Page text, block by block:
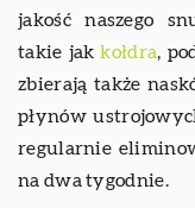
jakość naszego
takie jakkołdra,
zbierają także
płynów
regularnie
na dwa tygodnie.